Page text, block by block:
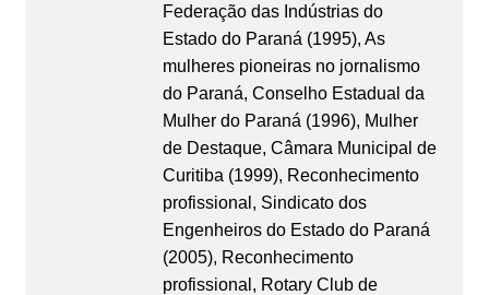
Federação das Indústrias do
Estado do Paraná (1995), As
mulheres pioneiras no jornalismo
do Paraná, Conselho Estadual da
Mulher do Paraná (1996), Mulher
de Destaque, Câmara Municipal de
Curitiba (1999), Reconhecimento
profissional, Sindicato dos
Engenheiros do Estado do Paraná
(2005), Reconhecimento
profissional, Rotary Club de